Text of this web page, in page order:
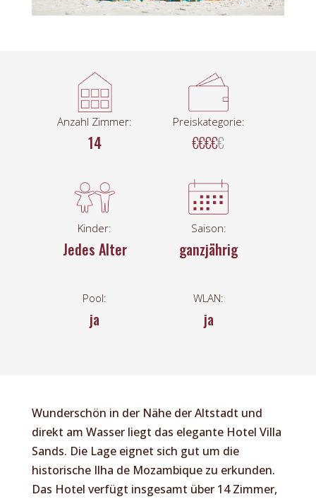
Anzahl Zimmer:
14
Preiskategorie:
€€€€€
Kinder:
Jedes Alter
Saison:
ganzjährig
Pool:
ja
WLAN:
ja
Wunderschön in der Nähe der Altstadt und
direkt am Wasser liegt das elegante Hotel Villa
Sands. Die Lage eignet sich gut um die
historische Ilha de Mozambique zu erkunden.
Das Hotel verfügt insgesamt über 14 Zimmer,